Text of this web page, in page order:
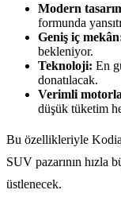
Modern
formunda
Geniş iç
bekleniyor.
Teknoloji: En
donatılacak.
Verimli
düşük tüketim
Bu özellikleriyle
SUV pazarının hızla
üstlenecek.